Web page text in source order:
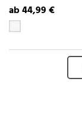
ab 44,99 €